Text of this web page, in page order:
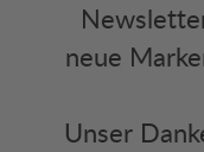
neue
Unser